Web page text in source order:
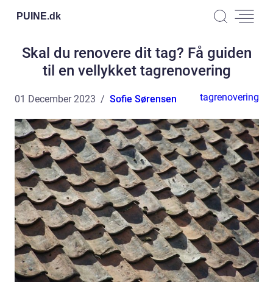
PUINE.dk
Skal du renovere dit tag? Få guiden
til en vellykket tagrenovering
01 December 2023 Sofie Sørensen tagrenovering